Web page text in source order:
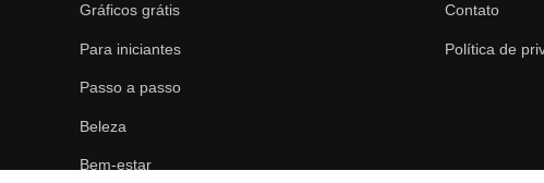
Gráficos grátis
Para iniciantes
Passo a passo
Beleza
Bem-estar
Contato
Política de